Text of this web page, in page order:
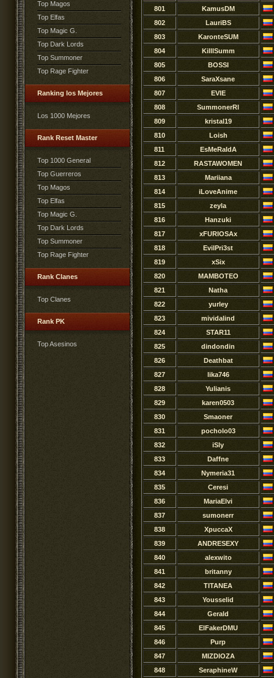
Top Magos
Top Elfas
Top Magic G.
Top Dark Lords
Top Summoner
Top Rage Fighter
Ranking los Mejores
Los 1000 Mejores
Rank Reset Master
Top 1000 General
Top Guerreros
Top Magos
Top Elfas
Top Magic G.
Top Dark Lords
Top Summoner
Top Rage Fighter
Rank Clanes
Top Clanes
Rank PK
Top Asesinos
801
KamusDM
802
LauriBS
803
KaronteSUM
804
KilllSumm
805
BOSSI
806
SaraXsane
807
EVIE
808
SummonerRl
809
kristal19
810
Loish
811
EsMeRaIdA
812
RASTAWOMEN
813
Mariiana
814
iLoveAnime
815
zeyla
816
Hanzuki
817
xFURIOSAx
818
EvilPri3st
819
xSix
820
MAMBOTEO
821
Natha
822
yurley
823
mividalind
824
STAR11
825
dindondin
826
Deathbat
827
lika746
828
Yulianis
829
karen0503
830
Smaoner
831
pocholo03
832
iSly
833
Daffne
834
Nymeria31
835
Ceresi
836
MariaElvi
837
sumonerr
838
XpuccaX
839
ANDRESEXY
840
alexwito
841
britanny
842
TITANEA
843
Yousselid
844
Gerald
845
ElFakerDMU
846
Purp
847
MIZDIOZA
848
SeraphineW